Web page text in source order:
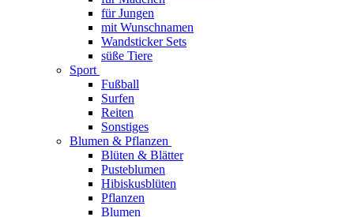
für Jungen
mit Wunschnamen
Wandsticker Sets
süße Tiere
Sport
Fußball
Surfen
Reiten
Sonstiges
Blumen & Pflanzen
Blüten & Blätter
Pusteblumen
Hibiskusblüten
Pflanzen
Blumen